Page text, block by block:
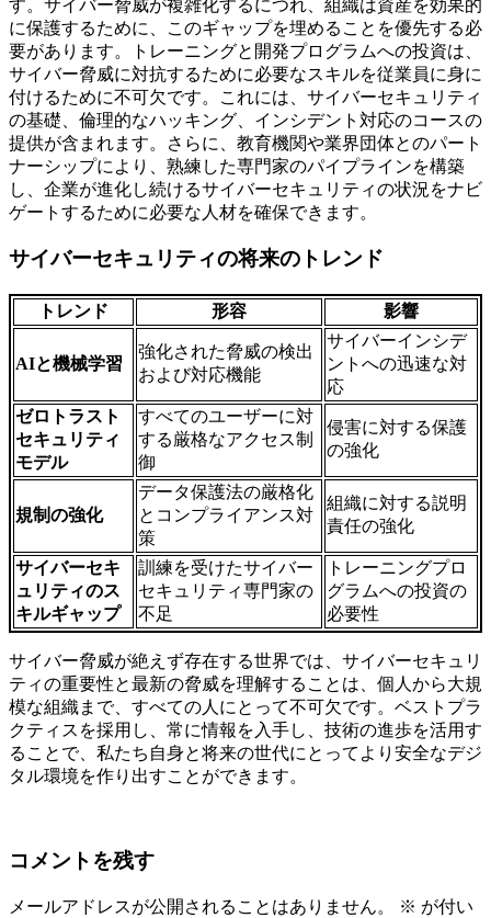
す。サイバー脅威が複雑化するにつれ、組織は資産を効果的
に保護するために、このギャップを埋めることを優先する必
要があります。トレーニングと開発プログラムへの投資は、
サイバー脅威に対抗するために必要なスキルを従業員に身に
付けるために不可欠です。これには、サイバーセキュリティ
の基礎、倫理的なハッキング、インシデント対応のコースの
提供が含まれます。さらに、教育機関や業界団体とのパート
ナーシップにより、熟練した専門家のパイプラインを構築
し、企業が進化し続けるサイバーセキュリティの状況をナビ
ゲートするために必要な人材を確保できます。
サイバーセキュリティの将来のトレンド
トレンド 形容 影響
AIと機械学習
強化された脅威の検出
および対応機能
サイバーインシデ
ントへの迅速な対
応
ゼロトラスト
セキュリティ
モデル
すべてのユーザーに対
する厳格なアクセス制
御
侵害に対する保護
の強化
規制の強化
データ保護法の厳格化
とコンプライアンス対
策
組織に対する説明
責任の強化
サイバーセキ
ュリティのス
キルギャップ
訓練を受けたサイバー
セキュリティ専門家の
不足
トレーニングプロ
グラムへの投資の
必要性
サイバー脅威が絶えず存在する世界では、サイバーセキュリ
ティの重要性と最新の脅威を理解することは、個人から大規
模な組織まで、すべての人にとって不可欠です。ベストプラ
クティスを採用し、常に情報を入手し、技術の進歩を活用す
ることで、私たち自身と将来の世代にとってより安全なデジ
タル環境を作り出すことができます。
コメントを残す
メールアドレスが公開されることはありません。 ※ が付い